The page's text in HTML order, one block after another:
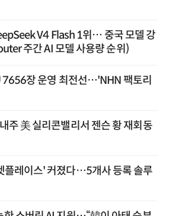
V4 Flash 1위… 중국 모델 강
주간 AI 모델 사용량 순위)
7656장 운영 최전선…'NHN 팩토리
주 美 실리콘밸리서 젠슨 황 재회동
플레이스' 커졌다…5개사 등록 솔루